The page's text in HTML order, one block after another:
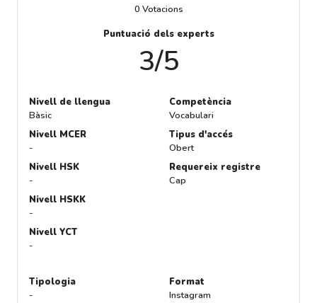
0 Votacions
Puntuació dels experts
3/5
Nivell de llengua
Bàsic
Nivell MCER
-
Nivell HSK
-
Nivell HSKK
-
Nivell YCT
-
Competència
Vocabulari
Tipus d'accés
Obert
Requereix registre
Cap
Tipologia
-
Format
Instagram